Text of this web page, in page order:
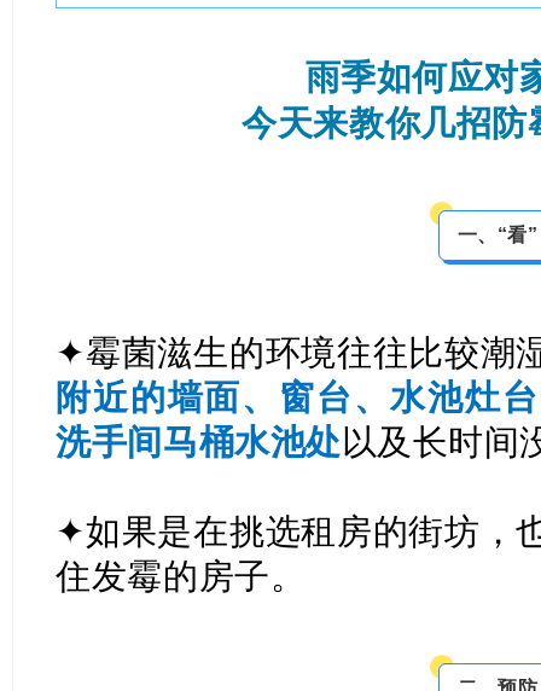
雨季如何应对
今天来教你几招防
一、“看”
✦霉菌滋生的环境往往比较潮
附近的墙面、窗台、水池灶
洗手间马桶水池处 以及长时间
✦如果是在挑选租房的街坊，
住发霉的房子。